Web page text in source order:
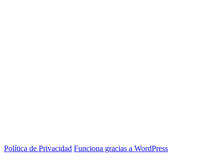
Política de Privacidad Funciona gracias a WordPress